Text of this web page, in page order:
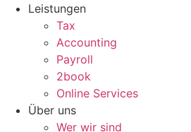
Zum
wechseln
Leistungen
Tax
Accounting
Payroll
2book
Online Services
Über uns
Wer wir sind